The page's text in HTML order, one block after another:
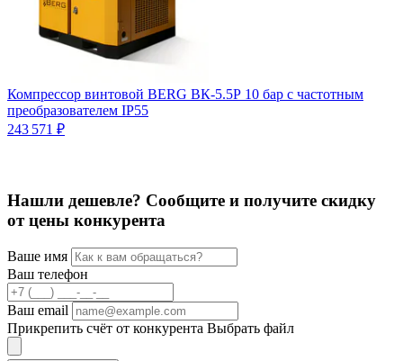
Компрессор винтовой BERG ВК-5.5Р 10 бар с частотным
преобразователем IP55
243 571 ₽
Нашли дешевле? Сообщите и получите скидку
от цены конкурента
Ваше имя
Ваш телефон
Ваш email
Прикрепить счёт от конкурента Выбрать файл